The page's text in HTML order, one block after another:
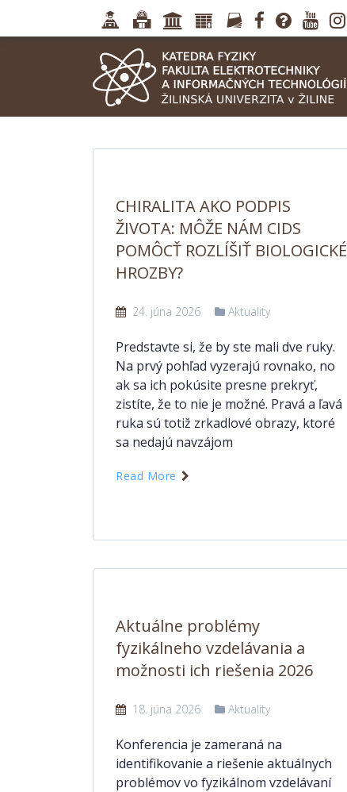
CHIRALITA AKO PODPIS
ŽIVOTA: MÔŽE NÁM CIDS
POMÔCŤ ROZLÍŠIŤ BIOLOGICKÉ
HROZBY?
24. júna 2026 Aktuality
Predstavte si, že by ste mali dve ruky.
Na prvý pohľad vyzerajú rovnako, no
ak sa ich pokúsite presne prekryť,
zistíte, že to nie je možné. Pravá a ľavá
ruka sú totiž zrkadlové obrazy, ktoré
sa nedajú navzájom
Read More
Aktuálne problémy
fyzikálneho vzdelávania a
možnosti ich riešenia 2026
18. júna 2026 Aktuality
Konferencia je zameraná na
identifikovanie a riešenie aktuálnych
problémov vo fyzikálnom vzdelávaní